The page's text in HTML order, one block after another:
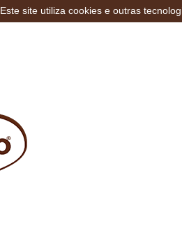
Este site utiliza cookies e outras